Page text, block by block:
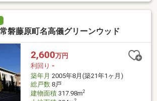
磐藤原町名高儀グリーンウッド
2,600万円
利回り -
築年月 2005年8月(築21年1ヶ月)
総戸数8戸
建物面積317.98m2